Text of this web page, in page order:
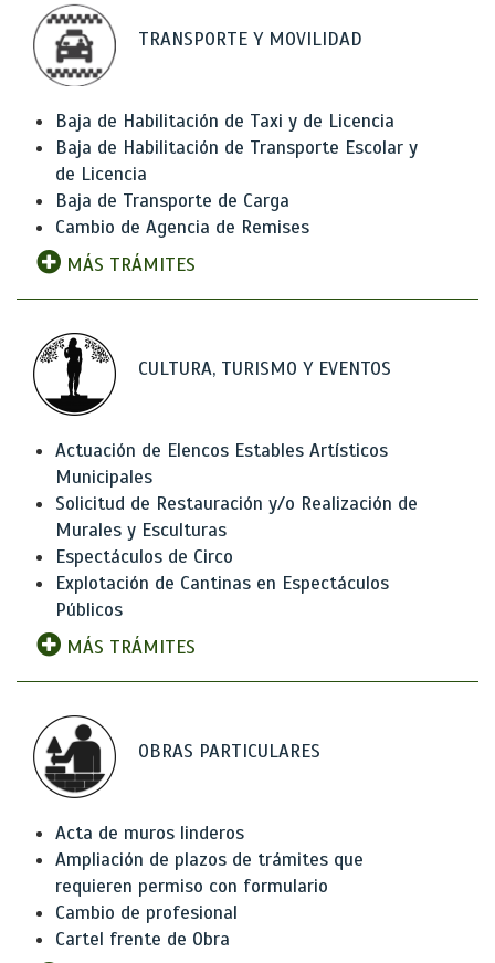
TRANSPORTE Y MOVILIDAD
Baja de Habilitación de Taxi y de Licencia
Baja de Habilitación de Transporte Escolar y
de Licencia
Baja de Transporte de Carga
Cambio de Agencia de Remises
MÁS TRÁMITES
CULTURA, TURISMO Y EVENTOS
Actuación de Elencos Estables Artísticos
Municipales
Solicitud de Restauración y/o Realización de
Murales y Esculturas
Espectáculos de Circo
Explotación de Cantinas en Espectáculos
Públicos
MÁS TRÁMITES
OBRAS PARTICULARES
Acta de muros linderos
Ampliación de plazos de trámites que
requieren permiso con formulario
Cambio de profesional
Cartel frente de Obra